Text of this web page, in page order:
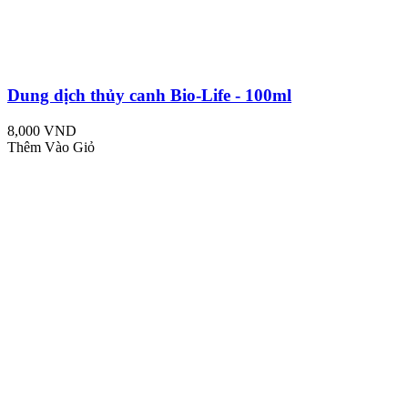
Dung dịch thủy canh Bio-Life - 100ml
8,000 VND
Thêm Vào Giỏ